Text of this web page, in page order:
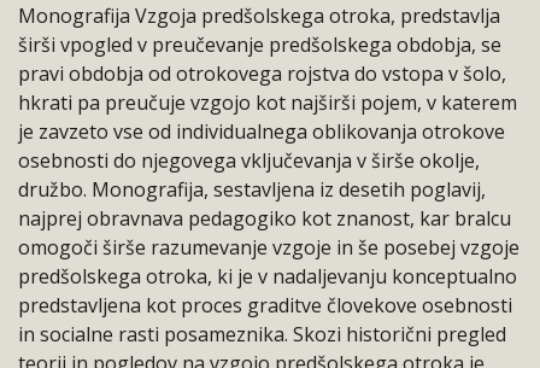
Monografija Vzgoja predšolskega otroka, predstavlja
širši vpogled v preučevanje predšolskega obdobja, se
pravi obdobja od otrokovega rojstva do vstopa v šolo,
hkrati pa preučuje vzgojo kot najširši pojem, v katerem
je zavzeto vse od individualnega oblikovanja otrokove
osebnosti do njegovega vključevanja v širše okolje,
družbo. Monografija, sestavljena iz desetih poglavij,
najprej obravnava pedagogiko kot znanost, kar bralcu
omogoči širše razumevanje vzgoje in še posebej vzgoje
predšolskega otroka, ki je v nadaljevanju konceptualno
predstavljena kot proces graditve človekove osebnosti
in socialne rasti posameznika. Skozi historični pregled